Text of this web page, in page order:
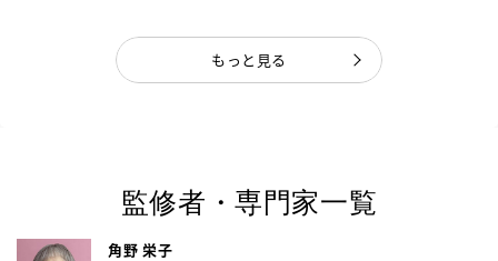
もっと見る
監修者・専門家一覧
角野 栄子